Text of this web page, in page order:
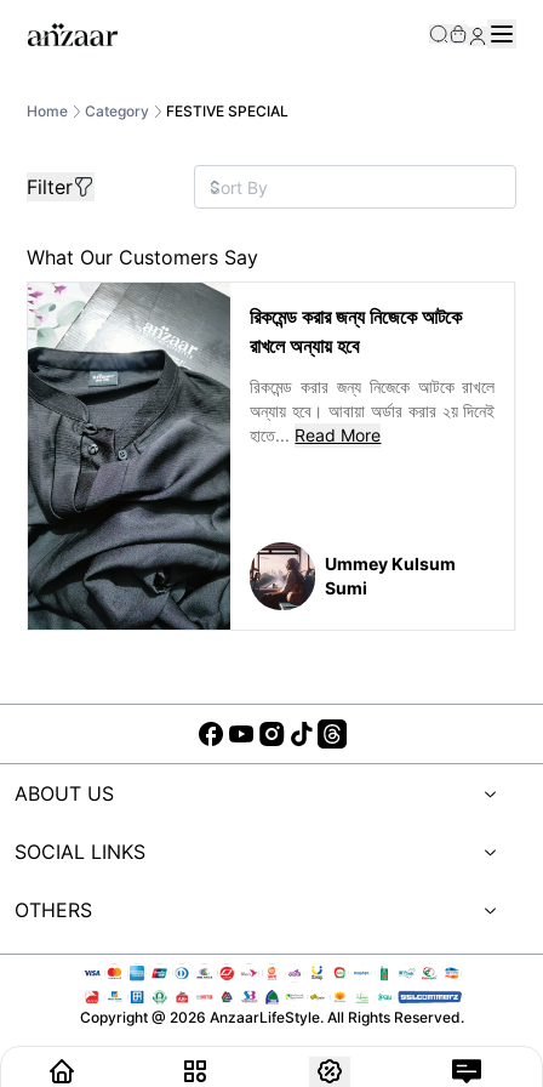
Home Category FESTIVE SPECIAL
Filter
What Our Customers Say
রিকমেন্ড করার জন্য নিজেকে আটকে
রাখলে অন্যায় হবে
রিকমেন্ড করার জন্য নিজেকে আটকে রাখলে
অন্যায় হবে। আবায়া অর্ডার করার ২য় দিনেই
হাতে... Read More
Ummey Kulsum
Sumi
ABOUT US
SOCIAL LINKS
OTHERS
Copyright @ 2026 AnzaarLifeStyle. All Rights Reserved.